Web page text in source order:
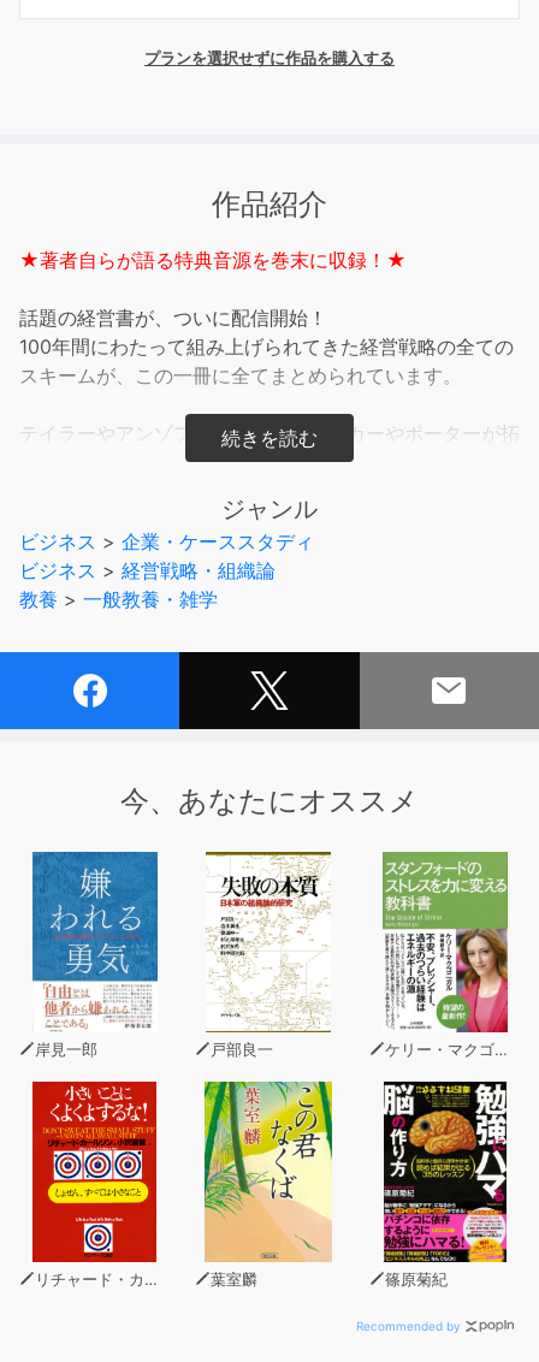
プランを選択せずに作品を購入する
作品紹介
★著者自らが語る特典音源を巻末に収録！★
話題の経営書が、ついに配信開始！
100年間にわたって組み上げられてきた経営戦略の全ての
スキームが、この一冊に全てまとめられています。
テイラーやアンゾフに始まり、ドラッカーやポーターが拓
いた近代経営戦略論、
戦略まで、経営戦略論の流れを追いながら90余りの実践
的な戦略コンセプトが学べます。
まさに「ストーリーで読む」経営戦略書の新定番を、ぜひ
大きいとはいえ、歴史の中ではほんの一部分にすぎませ
実は、私たちが日々立ち向かっているビジネス社会で活か
されている戦略の数々は、
この2人よりも前、20世紀初頭にさかのぼる2人の経営学
者の登場の時から次々に生み出され、
今日まで実践されているものなのです。
経営戦略の黎明期から現在までに生み出された様々な戦略
の誕生の歴史を、
一つの物語として楽しむことができる画期的な1冊です。
マイケル・ポーターやジェイ・バーニーらの戦略論にとど
まらない、様々な戦略コンセプトについて、
歴史的背景と共に、ビジネスの発展の歴史としても語られ
ジャンル
ビジネス > 企業・ケーススタディ
ビジネス > 経営戦略・組織論
教養 > 一般教養・雑学
今、あなたにオススメ
岸見一郎 戸部良一 ケリー・マクゴニガル
リチャード・カールソン 葉室麟 篠原菊紀
Recommended by